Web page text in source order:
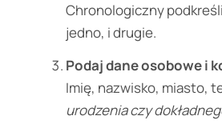
Chronologiczny
jedno, i drugie.
Podaj dane osobowe i
Imię, nazwisko, miasto,
urodzenia czy